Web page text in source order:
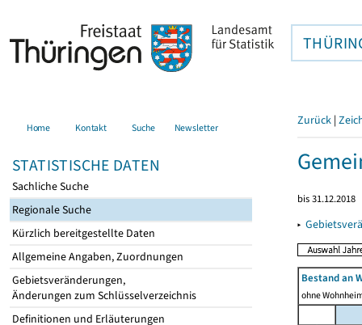
Home Kontakt Suche Newsletter
STATISTISCHE DATEN
Sachliche Suche
Regionale Suche
Kürzlich bereitgestellte Daten
Allgemeine Angaben, Zuordnungen
Gebietsveränderungen,
Änderungen zum Schlüsselverzeichnis
Definitionen und Erläuterungen
Zurück |
bis 31.12.2018
▸
Bestand an
ohne